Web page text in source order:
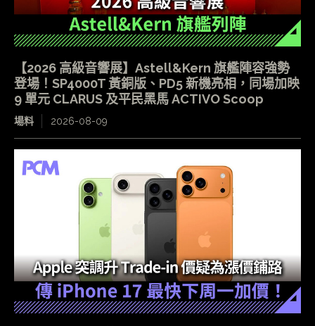
【2026 高級音響展】Astell&Kern 旗艦陣容強勢
登場！SP4000T 黃銅版、PD5 新機亮相，同場加映
9 單元 CLARUS 及平民黑馬 ACTIVO Scoop
場料 2026-08-09